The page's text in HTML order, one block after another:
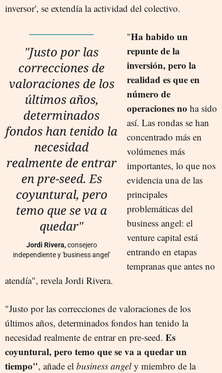
inversor', se extendía la actividad del colectivo.
"Justo por las
correcciones de
valoraciones de los
últimos años,
determinados
fondos han tenido la
necesidad
realmente de entrar
en pre-seed. Es
coyuntural, pero
temo que se va a
quedar"
Jordi Rivera,consejero
independiente y 'business angel'
"Ha habido un
repunte de la
inversión, pero la
realidad es que en
número de
operaciones no ha sido
así. Las rondas se han
concentrado más en
volúmenes más
importantes, lo que nos
evidencia una de las
principales
problemáticas del
business angel: el
venture capital está
entrando en etapas
tempranas que antes no
atendía", revela Jordi Rivera.
"Justo por las correcciones de valoraciones de los
últimos años, determinados fondos han tenido la
necesidad realmente de entrar en pre-seed. Es
coyuntural, pero temo que se va a quedar un
tiempo", añade el business angely miembro de la